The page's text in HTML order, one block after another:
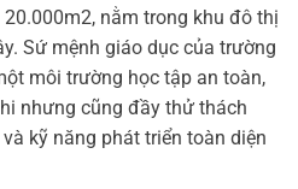
nằm trong khu đô thị
Sứ mệnh giáo dục của trường
môi trường học tập an toàn,
nhưng cũng đầy thử thách
kỹ năng phát triển toàn diện